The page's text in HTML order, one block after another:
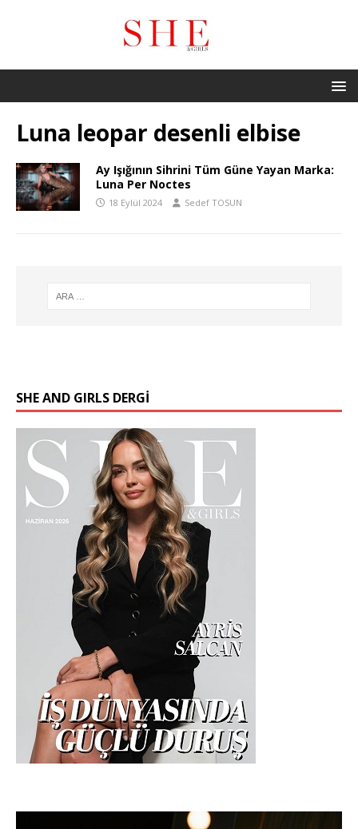
Luna leopar desenli elbise
Ay Işığının Sihrini Tüm Güne Yayan Marka:
Luna Per Noctes
18 Eylül 2024 Sedef TOSUN
SHE AND GIRLS DERGİ